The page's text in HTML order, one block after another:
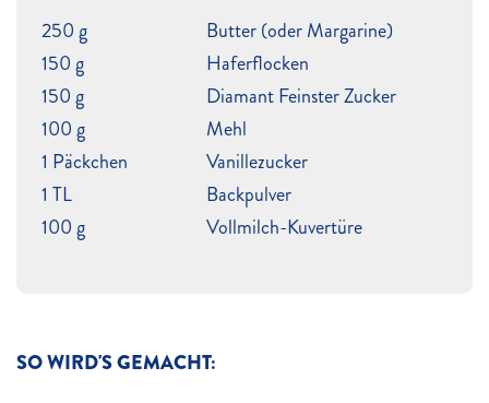
SO WIRD'S GEMACHT:
250 g
Butter (oder Margarine)
150 g
Haferflocken
150 g
Diamant Feinster Zucker
100 g
Mehl
1 Päckchen
Vanillezucker
1 TL
Backpulver
100 g
Vollmilch-Kuvertüre